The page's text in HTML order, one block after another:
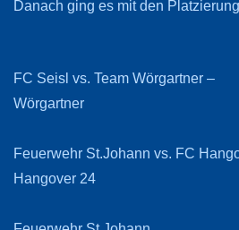
Danach ging es mit den
FC Seisl vs. Team
Wörgartner
13. Platz:
Feuerwehr St.Johann vs. FC
Hangover 24
11.